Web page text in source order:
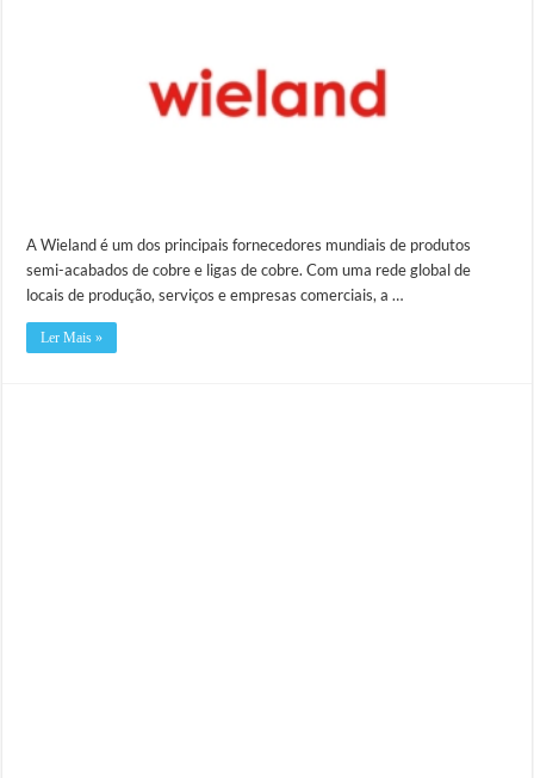
A Wieland é um dos principais fornecedores mundiais de produtos
semi-acabados de cobre e ligas de cobre. Com uma rede global de
locais de produção, serviços e empresas comerciais, a …
Ler Mais »